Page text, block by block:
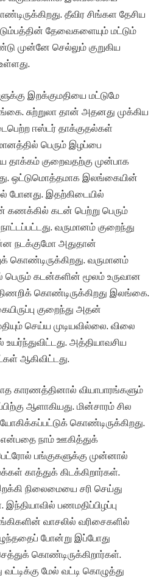
தீவிர சிங்கள தேசிய
தேவைகளையும் மட்டும்
முன்னே செல்லும் குறுகிய
இறக்குமதியை மட்டுமே
சுற்றுலா தான் அதனது முக்கிய
ஈஸ்டர் தாக்குதல்கள்
பெரும் இழப்பை
தாக்கம் குறைவதற்கு முன்பாக
ஒட்டுமொத்தமாக இலங்கையின்
போனது. இதற்கிடையில்
கணக்கில் கடன் பெற்று பெரும்
வருமானம் குறைந்து
நடக்குமோ அதுதான்
கொண்டிருக்கிறது. வருமானம்
பெரும் கடன்களின் மூலம் உருவான
கொண்டிருக்கிறது இலங்கை.
குறைந்து அதன்
செய்ய முடியவில்லை. விலை
உயர்ந்துவிட்டது. அத்தியாவசிய
ஆகிவிட்டது.
காரணத்தினால் வியாபாரங்களும்
ஆளாகியது. மின்சாரம் சில
கொண்டிருக்கிறது.
நாம் ஊகித்துக்
பங்குகளுக்கு முன்னால்
காத்துக் கிடக்கிறார்கள்.
நிலைமையை சரி செய்து
பணமதிப்பிழப்பு
வாசலில் வரிசைகளில்
போன்று இப்போது
கொண்டிருக்கிறார்கள்.
மேல் வட்டி கொழுத்து